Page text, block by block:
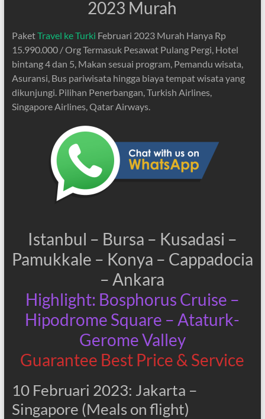
2023 Murah
PaketTravel ke Turki Februari 2023 Murah Hanya Rp
15.990.000 / Org Termasuk Pesawat Pulang Pergi, Hotel
bintang 4 dan 5, Makan sesuai program, Pemandu wisata,
Asuransi, Bus pariwisata hingga biaya tempat wisata yang
dikunjungi. Pilihan Penerbangan, Turkish Airlines,
Singapore Airlines, Qatar Airways.
Istanbul – Bursa – Kusadasi –
Pamukkale – Konya – Cappadocia
– Ankara
Highlight: Bosphorus Cruise –
Hipodrome Square – Ataturk-
Gerome Valley
Guarantee Best Price & Service
10 Februari 2023: Jakarta –
Singapore (Meals on flight)